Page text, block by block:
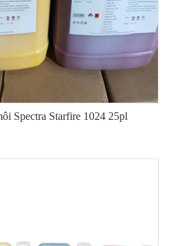
Spectra Starfire 1024 25pl